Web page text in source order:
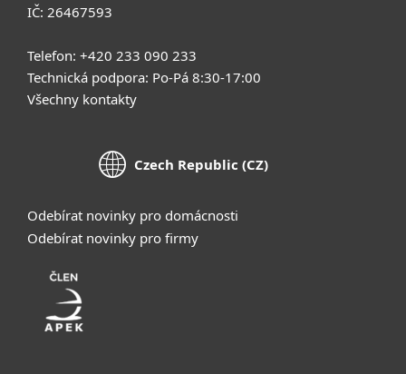
IČ: 26467593
Telefon: +420 233 090 233
Technická podpora: Po-Pá 8:30-17:00
Všechny kontakty
Czech Republic (CZ)
Odebírat novinky pro domácnosti
Odebírat novinky pro firmy